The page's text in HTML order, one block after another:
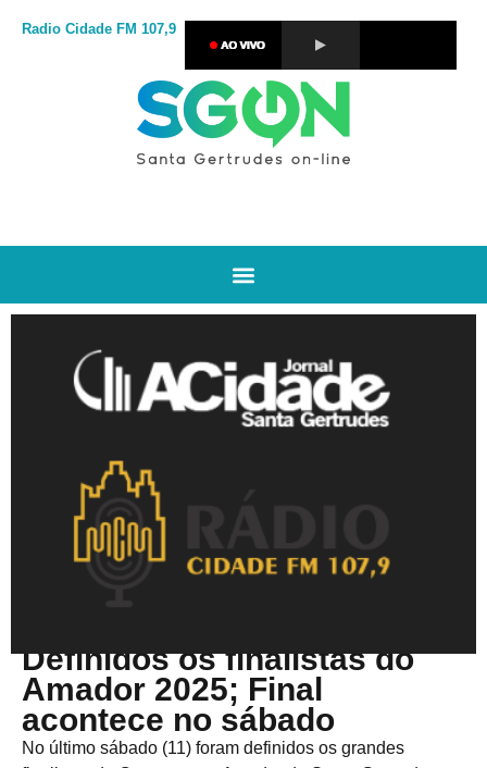
Radio Cidade FM 107,9
Definidos os finalistas do
Amador 2025; Final
acontece no sábado
No último sábado (11) foram definidos os grandes